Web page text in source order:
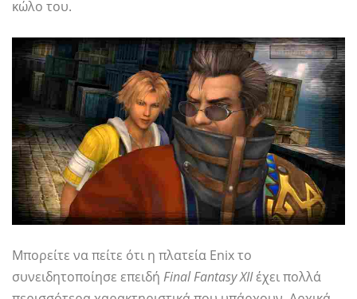
κώλο του.
Μπορείτε να πείτε ότι η πλατεία Enix το
συνειδητοποίησε επειδή Final Fantasy XIIέχει πολλά